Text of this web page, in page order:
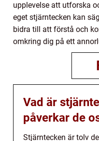
upplevelse att utforska
eget stjärntecken kan
bidra till att förstå och
omkring dig på ett
Vad är
påverkar de
Stjärntecken är tolv